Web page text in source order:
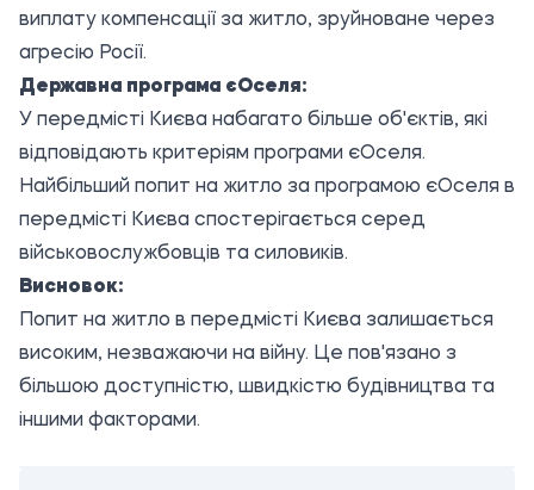
виплату компенсації за житло, зруйноване через
агресію Росії.
Державна програма єОселя:
У передмісті Києва набагато більше об'єктів, які
відповідають критеріям програми єОселя.
Найбільший попит на житло за програмою єОселя в
передмісті Києва спостерігається серед
військовослужбовців та силовиків.
Висновок:
Попит на житло в передмісті Києва залишається
високим, незважаючи на війну. Це пов'язано з
більшою доступністю, швидкістю будівництва та
іншими факторами.